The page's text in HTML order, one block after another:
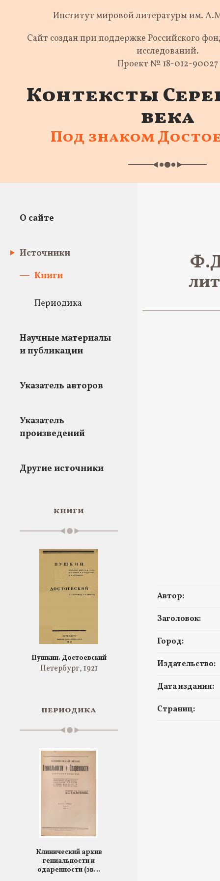
Институт мировой литературы им.
Сайт создан при поддержке Российского
исследований.
Проект № 18-012-90027
Контексты
века
Под знаком
О сайте
Источники
Книги
Периодика
Научные материалы
и публикации
Указатель авторов
Указатель
произведений
Другие источники
книги
Пушкин. Достоевский
Петербург, 1921
периодика
Клинический архив
гениальности и
одаренности (эв…
Автор:
Заголовок:
Город:
Издательство:
Дата издания:
Страниц: